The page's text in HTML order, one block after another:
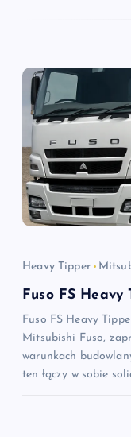
Heavy Tipper
Fuso FS
Fuso FS Heavy
Mitsubishi Fuso,
warunkach
ten łączy w sobie